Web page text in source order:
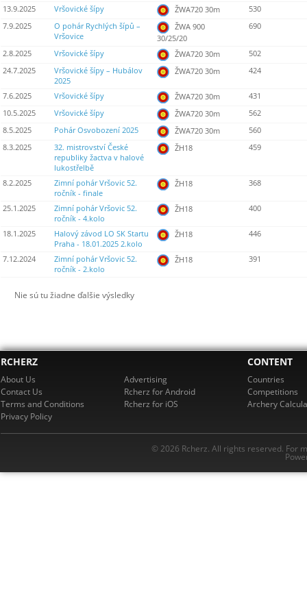
13.9.2025 Vršovické šípy ŽWA720 30m
530
7.9.2025
O pohár Rychlých šípů –
Vršovice
ŽWA 900
30/25/20
690
2.8.2025 Vršovické šípy ŽWA720 30m
502
24.7.2025
Vršovické šípy – Hubálov
2025
ŽWA720 30m 424
7.6.2025 Vršovické šípy ŽWA720 30m
431
10.5.2025
Vršovické šípy ŽWA720 30m
562
8.5.2025
Pohár Osvobození 2025 ŽWA720 30m
560
8.3.2025
32. mistrovství České
republiky žactva v halové
lukostřelbě
ŽH18 459
8.2.2025
Zimní pohár Vršovic 52.
ročník - finale
ŽH18 368
25.1.2025
Zimní pohár Vršovic 52.
ročník - 4.kolo
ŽH18 400
18.1.2025
Halový závod LO SK Startu
Praha - 18.01.2025 2.kolo
ŽH18 446
7.12.2024
Zimní pohár Vršovic 52.
ročník - 2.kolo
ŽH18 391
Nie sú tu žiadne ďalšie výsledky
RCHERZ
About Us
Contact Us
Terms and Conditions
Privacy Policy
Advertising
Rcherz for Android
Rcherz for iOS
CONTENT
Countries
Competitions
Archery
© 2026 Rcherz. All rights reserved. For